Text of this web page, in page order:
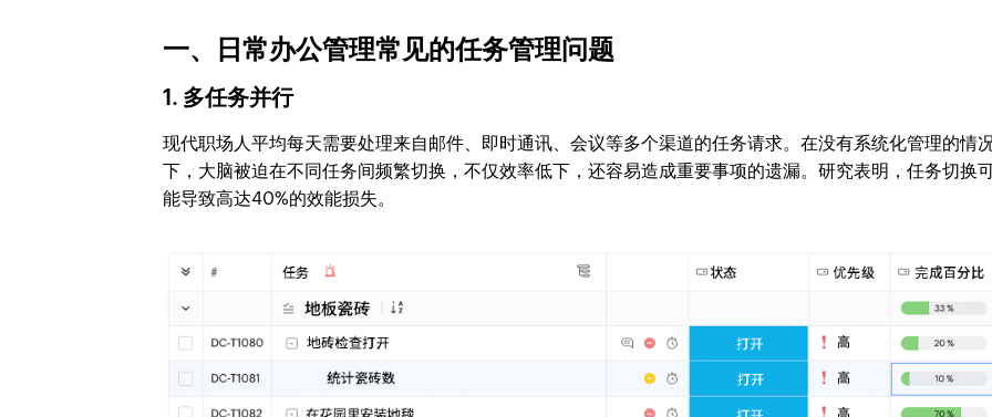
一、日常办公管理常见的任务管理问题
1. 多任务并行
现代职场人平均每天需要处理来自邮件、即时通讯、会议等多个渠道的任务请求。在没有系统化管理的情
下，大脑被迫在不同任务间频繁切换，不仅效率低下，还容易造成重要事项的遗漏。研究表明，任务切换
能导致高达40%的效能损失。